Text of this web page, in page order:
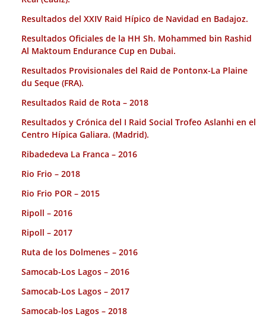
Resultados del XXIV Raid Hípico de Navidad en Badajoz.
Resultados Oficiales de la HH Sh. Mohammed bin Rashid
Al Maktoum Endurance Cup en Dubai.
Resultados Provisionales del Raid de Pontonx-La Plaine
du Seque (FRA).
Resultados Raid de Rota – 2018
Resultados y Crónica del I Raid Social Trofeo Aslanhi en el
Centro Hípica Galiara. (Madrid).
Ribadedeva La Franca – 2016
Rio Frio – 2018
Rio Frio POR – 2015
Ripoll – 2016
Ripoll – 2017
Ruta de los Dolmenes – 2016
Samocab-Los Lagos – 2016
Samocab-Los Lagos – 2017
Samocab-los Lagos – 2018